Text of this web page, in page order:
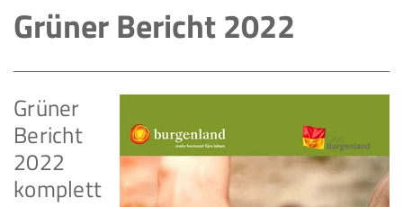
Grüner Bericht 2022
Grüner
Bericht
2022
komplett